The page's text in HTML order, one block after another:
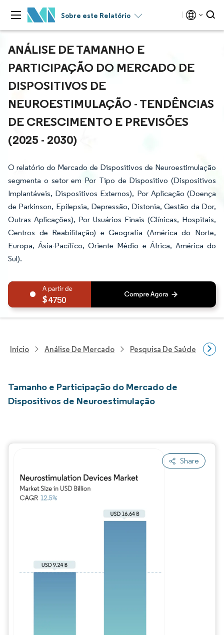
Sobre este Relatório
ANÁLISE DE TAMANHO E
PARTICIPAÇÃO DO MERCADO DE
DISPOSITIVOS DE
NEUROESTIMULAÇÃO - TENDÊNCIAS
DE CRESCIMENTO E PREVISÕES
(2025 - 2030)
O relatório do Mercado de Dispositivos de Neuroestimulação
segmenta o setor em Por Tipo de Dispositivo (Dispositivos
Implantáveis, Dispositivos Externos), Por Aplicação (Doença
de Parkinson, Epilepsia, Depressão, Distonia, Gestão da Dor,
Outras Aplicações), Por Usuários Finais (Clínicas, Hospitais,
Centros de Reabilitação) e Geografia (América do Norte,
Europa, Ásia-Pacífico, Oriente Médio e África, América do
Sul).
4750
Início Análise De Mercado Pesquisa De Saúde
Tamanho e Participação do Mercado de
Dispositivos de Neuroestimulação
Share